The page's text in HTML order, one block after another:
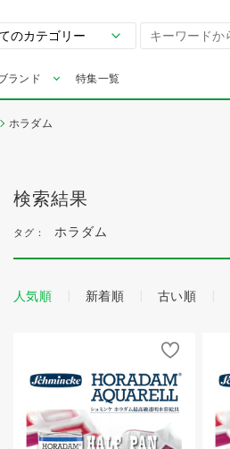
ランド 特集一覧
ホラダム
検索結果
タグ： ホラダム
人気順 新着順 古い順